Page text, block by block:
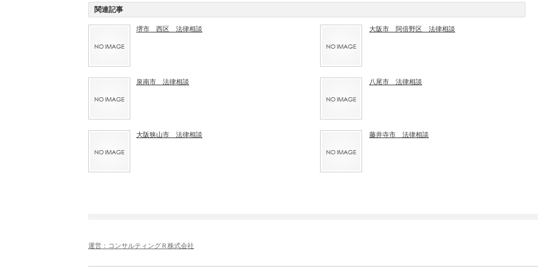
関連記事
堺市 西区 法律相談 大阪市 阿倍野区 法律相談
泉南市 法律相談 八尾市 法律相談
大阪狭山市 法律相談 藤井寺市 法律相談
運営：コンサルティングＲ株式会社